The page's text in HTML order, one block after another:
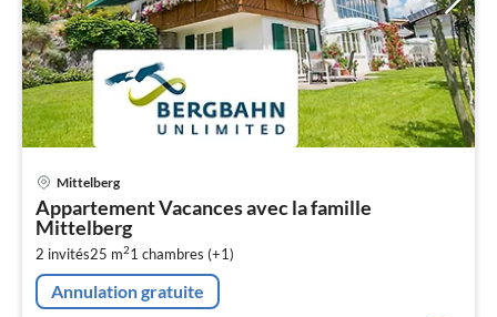
Mittelberg
Appartement Vacances avec la famille
Mittelberg
2 invités25 m21 chambres (+1)
Annulation gratuite